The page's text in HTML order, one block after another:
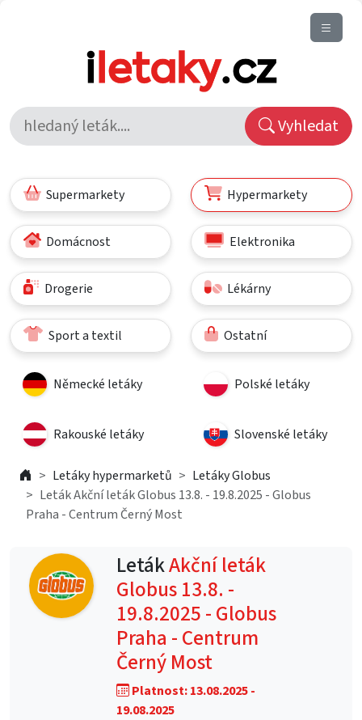
Vyhledat
Supermarkety Hypermarkety
Domácnost Elektronika
Drogerie Lékárny
Sport a textil Ostatní
Německé letáky Polské letáky
Rakouské letáky Slovenské letáky
Letáky hypermarketů
Letáky Globus
Leták Akční leták Globus 13.8. - 19.8.2025 - Globus
Praha - Centrum Černý Most
LetákAkční leták
Globus 13.8. -
19.8.2025 - Globus
Praha - Centrum
Černý Most
Platnost: 13.08.2025 -
19.08.2025